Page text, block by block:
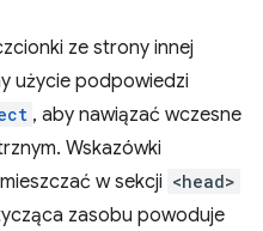
ze strony innej
użycie podpowiedzi
, aby nawiązać wczesne
Wskazówki
w sekcji <head>
zasobu powoduje